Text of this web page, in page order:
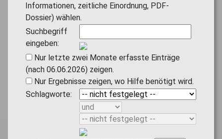
Informationen, zeitliche Einordnung, PDF-
Dossier) wählen.
Suchbegriff
eingeben:
Nur letzte zwei Monate erfasste Einträge
(nach 06.06.2026) zeigen.
Nur Ergebnisse zeigen, wo Hilfe benötigt wird.
Schlagworte: